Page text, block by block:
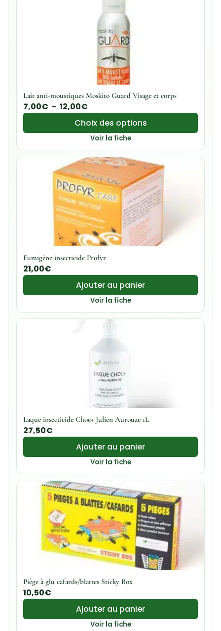
Lait anti-moustiques Moskito Guard Visage et corps
7,00€ – 12,00€
Choix des options
Voir la fiche
Fumigène insecticide Profyr
21,00€
Ajouter au panier
Voir la fiche
Laque insecticide Choc+ Julien Aurouze 1L
27,50€
Ajouter au panier
Voir la fiche
Piège à glu cafards/blattes Sticky Box
10,50€
Ajouter au panier
Voir la fiche